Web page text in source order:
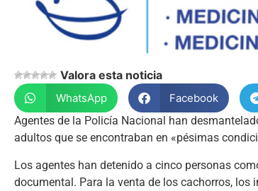
Valora esta noticia
WhatsApp Facebook
Agentes de la Policía Nacional han
adultos que se encontraban en «pésimas
Los agentes han detenido a cinco personas
documental. Para la venta de los cachorros,